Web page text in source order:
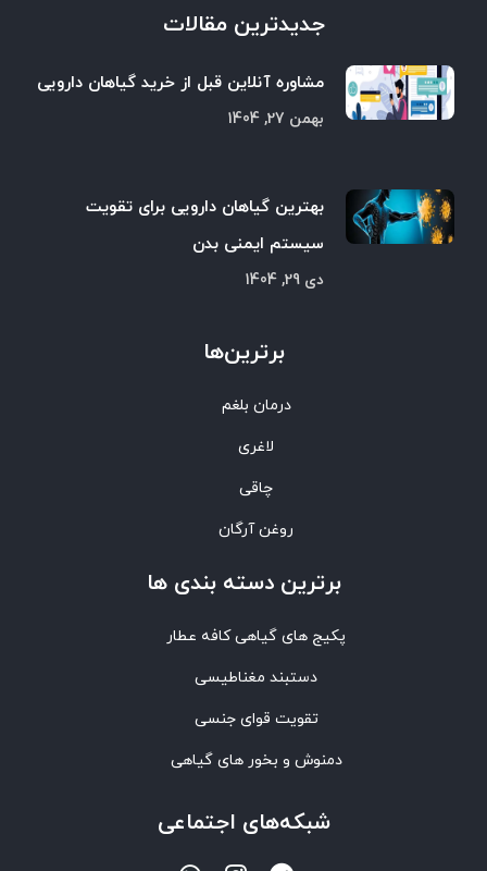
جدیدترین مقالات
مشاوره آنلاین قبل از خرید گیاهان دارویی
بهمن 27, 1404
بهترین گیاهان دارویی برای تقویت
سیستم ایمنی بدن
دی 29, 1404
برترین‌ها
درمان بلغم
لاغری
چاقی
روغن آرگان
برترین‌ دسته بندی ها
پکیج های گیاهی کافه عطار
دستبند مغناطیسی
تقویت قوای جنسی
دمنوش و بخور های گیاهی
شبکه‌های اجتماعی